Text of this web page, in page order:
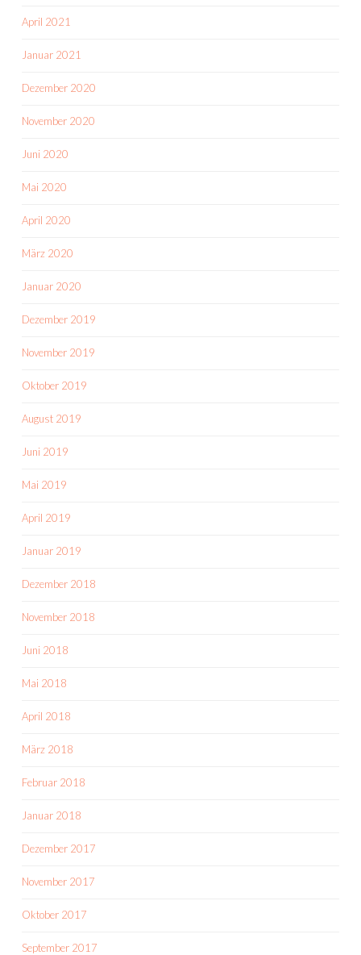
April 2021
Januar 2021
Dezember 2020
November 2020
Juni 2020
Mai 2020
April 2020
März 2020
Januar 2020
Dezember 2019
November 2019
Oktober 2019
August 2019
Juni 2019
Mai 2019
April 2019
Januar 2019
Dezember 2018
November 2018
Juni 2018
Mai 2018
April 2018
März 2018
Februar 2018
Januar 2018
Dezember 2017
November 2017
Oktober 2017
September 2017